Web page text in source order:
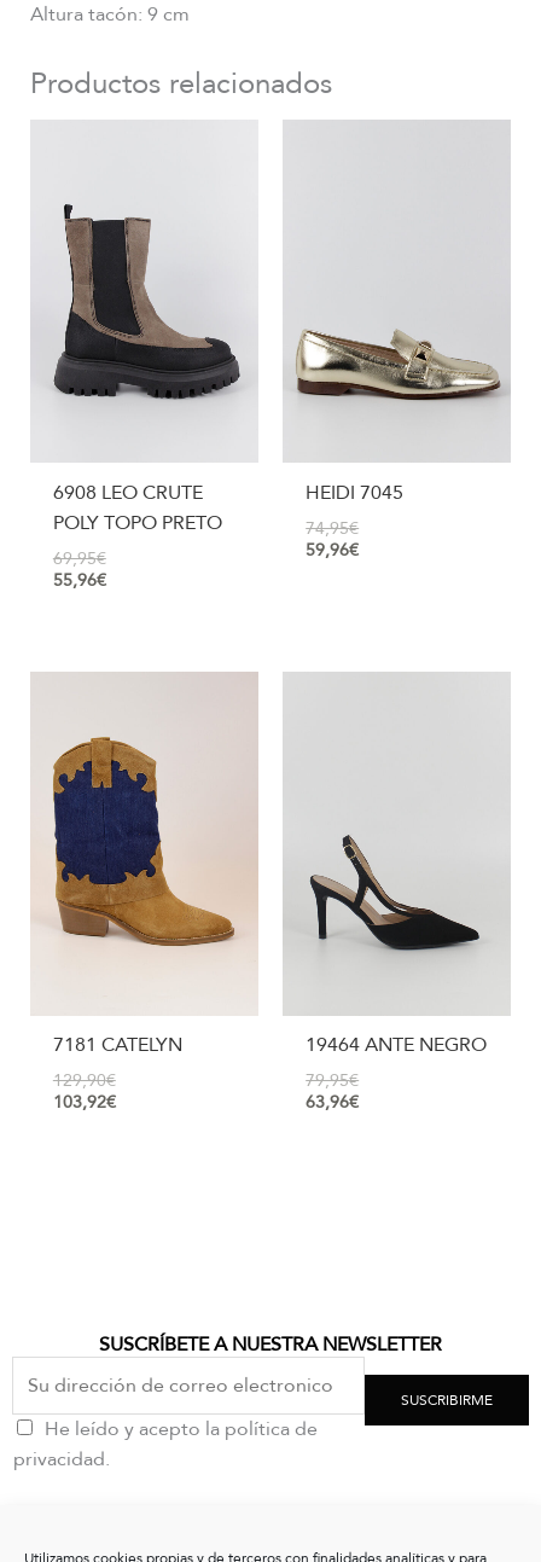
Altura tacón: 9 cm
Productos relacionados
6908 LEO CRUTE
POLY TOPO PRETO
69,95€
55,96€
HEIDI 7045
74,95€
59,96€
7181 CATELYN
129,90€
103,92€
19464 ANTE NEGRO
79,95€
63,96€
SUSCRÍBETE A NUESTRA NEWSLETTER
He leído y acepto la política de
privacidad.
SUSCRIBIRME